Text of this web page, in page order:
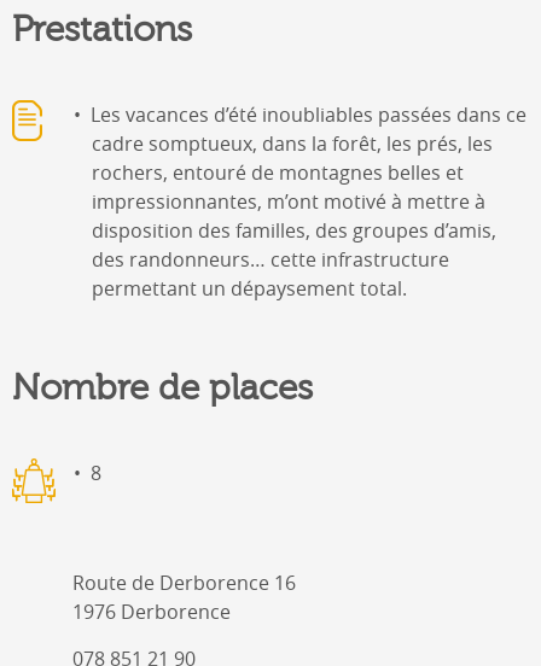
Prestations
Les vacances d’été inoubliables passées dans ce
cadre somptueux, dans la forêt, les prés, les
rochers, entouré de montagnes belles et
impressionnantes, m’ont motivé à mettre à
disposition des familles, des groupes d’amis,
des randonneurs… cette infrastructure
permettant un dépaysement total.
Nombre de places
8
Route de Derborence 16
1976 Derborence
078 851 21 90